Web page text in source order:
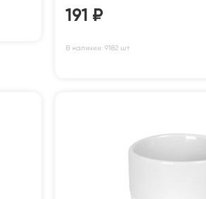
191 ₽
В наличии: 9182 шт